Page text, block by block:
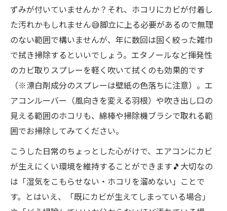
ずみが付いていませんか？それ、ホコリにカビが付着し
た汚れかもしれません😅脚立に上る必要があるので無理
のない範囲で構いませんが、年に数回は固く絞った雑巾
で拭き掃除するといいでしょう。エタノールなど揮発性
のカビ取りスプレーを軽く吹いて拭くのも効果的です
（※漂白剤成分のスプレーは壁紙の色落ちに注意）。エ
アコンルーバー（風向きを変える羽根）や吹き出し口の
見える範囲のホコリも、綿棒や掃除機ブラシで取れる範
囲でお掃除してみてください。
こうした日常のちょっとした心がけで、エアコンにカビ
が生えにくい環境を維持することができます🎵大切なの
は「湿気をこもらせない・ホコリを溜めない」ことで
す。とはいえ、「既にカビが生えてしまっている場合」